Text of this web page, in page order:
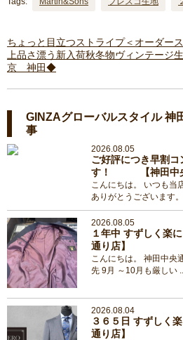
ちょっと目立つストライプ＜オーダー
上品さ漂う新入荷秋冬物ヴィンテー
京 神田◆
GINZAグローバルスタイル 神
事
2026.08.05
ご好評につき早割コ
す！ 【神田中央
こんにちは。 いつも当
ありがとうございます
2026.08.05
１年中 すずしく楽
通り店】
こんにちは。 神田中央
先 9月 ～10月も厳しい ...
2026.08.04
３６５日 すずしく
通り店】